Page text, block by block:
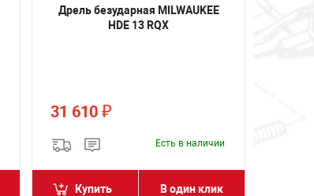
Дрель безударная MILWAUKEE
HDE 13 RQX
31 610₽
Есть в наличии
Купить В один клик